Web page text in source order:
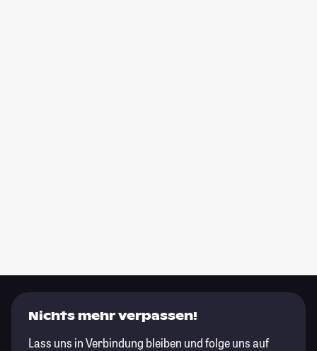
Nichts mehr verpassen!
Lass uns in Verbindung bleiben und folge uns auf